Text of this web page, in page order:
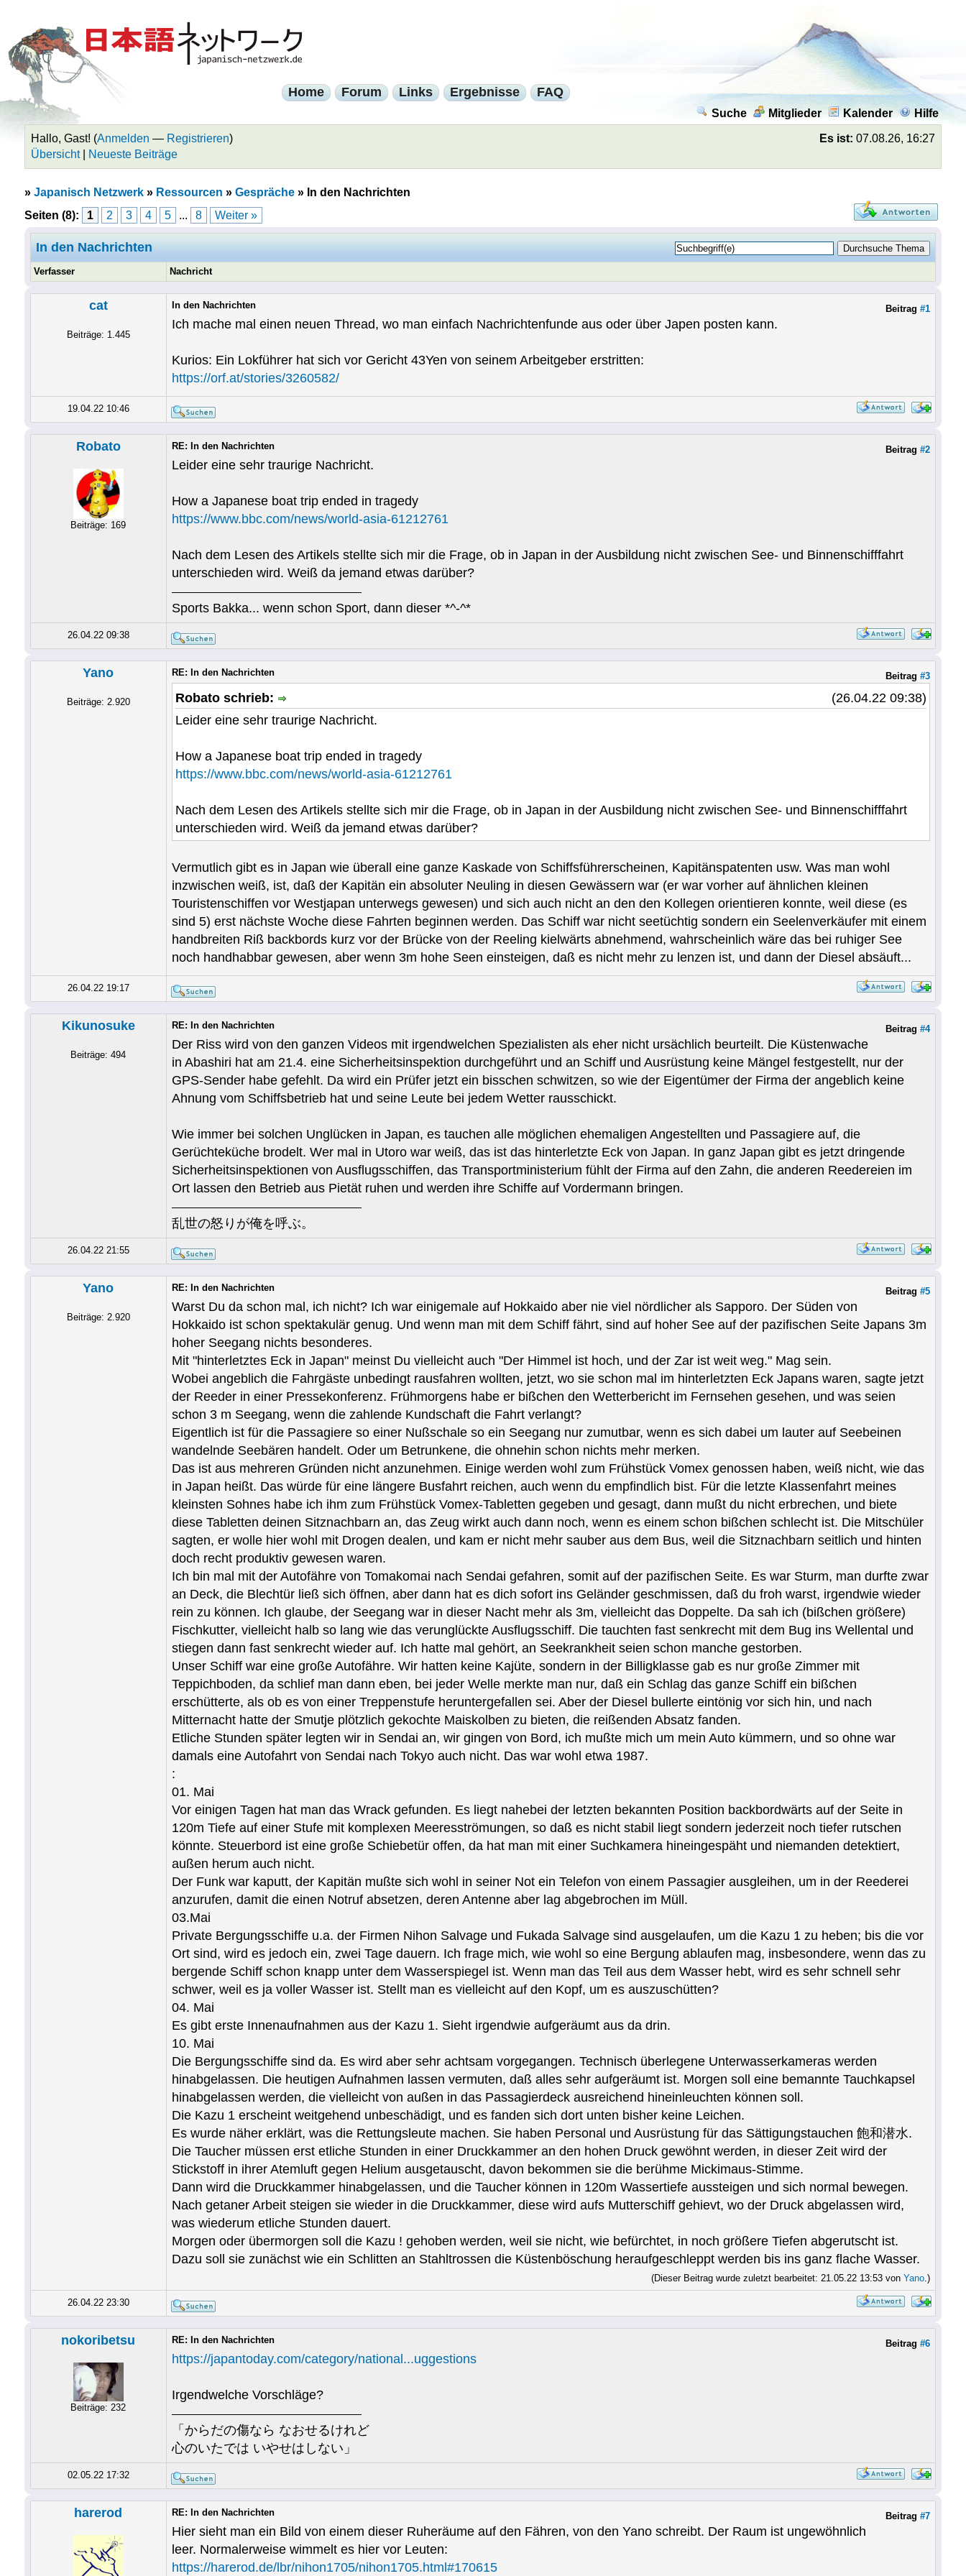
Home Forum Links Ergebnisse FAQ
Suche Mitglieder Kalender Hilfe
Es ist: 07.08.26, 16:27
Hallo, Gast! (Anmelden — Registrieren)
Übersicht| Neueste Beiträge
» Japanisch Netzwerk» Ressourcen » Gespräche» In den Nachrichten
Seiten (8):
1 2 3 4 5 ... 8 Weiter »
In den Nachrichten
Verfasser Nachricht
cat
Beiträge: 1.445
Beitrag #1
In den Nachrichten
Ich mache mal einen neuen Thread, wo man einfach Nachrichtenfunde aus oder über Japen posten kann.
Kurios: Ein Lokführer hat sich vor Gericht 43Yen von seinem Arbeitgeber erstritten:
https://orf.at/stories/3260582/
19.04.22 10:46
Robato
Beiträge: 169
Beitrag #2
RE: In den Nachrichten
Leider eine sehr traurige Nachricht.
How a Japanese boat trip ended in tragedy
https://www.bbc.com/news/world-asia-61212761
Nach dem Lesen des Artikels stellte sich mir die Frage, ob in Japan in der Ausbildung nicht zwischen See- und Binnenschifffahrt
unterschieden wird. Weiß da jemand etwas darüber?
Sports Bakka... wenn schon Sport, dann dieser *^-^*
26.04.22 09:38
Yano
Beiträge: 2.920
Beitrag #3
RE: In den Nachrichten
(26.04.22 09:38)
Robato schrieb:
Leider eine sehr traurige Nachricht.
How a Japanese boat trip ended in tragedy
https://www.bbc.com/news/world-asia-61212761
Nach dem Lesen des Artikels stellte sich mir die Frage, ob in Japan in der Ausbildung nicht zwischen See- und Binnenschifffahrt
unterschieden wird. Weiß da jemand etwas darüber?
Vermutlich gibt es in Japan wie überall eine ganze Kaskade von Schiffsführerscheinen, Kapitänspatenten usw. Was man wohl
inzwischen weiß, ist, daß der Kapitän ein absoluter Neuling in diesen Gewässern war (er war vorher auf ähnlichen kleinen
Touristenschiffen vor Westjapan unterwegs gewesen) und sich auch nicht an den den Kollegen orientieren konnte, weil diese (es
sind 5) erst nächste Woche diese Fahrten beginnen werden. Das Schiff war nicht seetüchtig sondern ein Seelenverkäufer mit einem
handbreiten Riß backbords kurz vor der Brücke von der Reeling kielwärts abnehmend, wahrscheinlich wäre das bei ruhiger See
noch handhabbar gewesen, aber wenn 3m hohe Seen einsteigen, daß es nicht mehr zu lenzen ist, und dann der Diesel absäuft...
26.04.22 19:17
Kikunosuke
Beiträge: 494
Beitrag #4
RE: In den Nachrichten
Der Riss wird von den ganzen Videos mit irgendwelchen Spezialisten als eher nicht ursächlich beurteilt. Die Küstenwache
in Abashiri hat am 21.4. eine Sicherheitsinspektion durchgeführt und an Schiff und Ausrüstung keine Mängel festgestellt, nur der
GPS-Sender habe gefehlt. Da wird ein Prüfer jetzt ein bisschen schwitzen, so wie der Eigentümer der Firma der angeblich keine
Ahnung vom Schiffsbetrieb hat und seine Leute bei jedem Wetter rausschickt.
Wie immer bei solchen Unglücken in Japan, es tauchen alle möglichen ehemaligen Angestellten und Passagiere auf, die
Gerüchteküche brodelt. Wer mal in Utoro war weiß, das ist das hinterletzte Eck von Japan. In ganz Japan gibt es jetzt dringende
Sicherheitsinspektionen von Ausflugsschiffen, das Transportministerium fühlt der Firma auf den Zahn, die anderen Reedereien im
Ort lassen den Betrieb aus Pietät ruhen und werden ihre Schiffe auf Vordermann bringen.
乱世の怒りが俺を呼ぶ。
26.04.22 21:55
Yano
Beiträge: 2.920
Beitrag #5
RE: In den Nachrichten
Warst Du da schon mal, ich nicht? Ich war einigemale auf Hokkaido aber nie viel nördlicher als Sapporo. Der Süden von
Hokkaido ist schon spektakulär genug. Und wenn man mit dem Schiff fährt, sind auf hoher See auf der pazifischen Seite Japans 3m
hoher Seegang nichts besonderes.
Mit "hinterletztes Eck in Japan" meinst Du vielleicht auch "Der Himmel ist hoch, und der Zar ist weit weg." Mag sein.
Wobei angeblich die Fahrgäste unbedingt rausfahren wollten, jetzt, wo sie schon mal im hinterletzten Eck Japans waren, sagte jetzt
der Reeder in einer Pressekonferenz. Frühmorgens habe er bißchen den Wetterbericht im Fernsehen gesehen, und was seien
schon 3 m Seegang, wenn die zahlende Kundschaft die Fahrt verlangt?
Eigentlich ist für die Passagiere so einer Nußschale so ein Seegang nur zumutbar, wenn es sich dabei um lauter auf Seebeinen
wandelnde Seebären handelt. Oder um Betrunkene, die ohnehin schon nichts mehr merken.
Das ist aus mehreren Gründen nicht anzunehmen. Einige werden wohl zum Frühstück Vomex genossen haben, weiß nicht, wie das
in Japan heißt. Das würde für eine längere Busfahrt reichen, auch wenn du empfindlich bist. Für die letzte Klassenfahrt meines
kleinsten Sohnes habe ich ihm zum Frühstück Vomex-Tabletten gegeben und gesagt, dann mußt du nicht erbrechen, und biete
diese Tabletten deinen Sitznachbarn an, das Zeug wirkt auch dann noch, wenn es einem schon bißchen schlecht ist. Die Mitschüler
sagten, er wolle hier wohl mit Drogen dealen, und kam er nicht mehr sauber aus dem Bus, weil die Sitznachbarn seitlich und hinten
doch recht produktiv gewesen waren.
Ich bin mal mit der Autofähre von Tomakomai nach Sendai gefahren, somit auf der pazifischen Seite. Es war Sturm, man durfte zwar
an Deck, die Blechtür ließ sich öffnen, aber dann hat es dich sofort ins Geländer geschmissen, daß du froh warst, irgendwie wieder
rein zu können. Ich glaube, der Seegang war in dieser Nacht mehr als 3m, vielleicht das Doppelte. Da sah ich (bißchen größere)
Fischkutter, vielleicht halb so lang wie das verunglückte Ausflugsschiff. Die tauchten fast senkrecht mit dem Bug ins Wellental und
stiegen dann fast senkrecht wieder auf. Ich hatte mal gehört, an Seekrankheit seien schon manche gestorben.
Unser Schiff war eine große Autofähre. Wir hatten keine Kajüte, sondern in der Billigklasse gab es nur große Zimmer mit
Teppichboden, da schlief man dann eben, bei jeder Welle merkte man nur, daß ein Schlag das ganze Schiff ein bißchen
erschütterte, als ob es von einer Treppenstufe heruntergefallen sei. Aber der Diesel bullerte eintönig vor sich hin, und nach
Mitternacht hatte der Smutje plötzlich gekochte Maiskolben zu bieten, die reißenden Absatz fanden.
Etliche Stunden später legten wir in Sendai an, wir gingen von Bord, ich mußte mich um mein Auto kümmern, und so ohne war
damals eine Autofahrt von Sendai nach Tokyo auch nicht. Das war wohl etwa 1987.
:
01. Mai
Vor einigen Tagen hat man das Wrack gefunden. Es liegt nahebei der letzten bekannten Position backbordwärts auf der Seite in
120m Tiefe auf einer Stufe mit komplexen Meeresströmungen, so daß es nicht stabil liegt sondern jederzeit noch tiefer rutschen
könnte. Steuerbord ist eine große Schiebetür offen, da hat man mit einer Suchkamera hineingespäht und niemanden detektiert,
außen herum auch nicht.
Der Funk war kaputt, der Kapitän mußte sich wohl in seiner Not ein Telefon von einem Passagier ausgleihen, um in der Reederei
anzurufen, damit die einen Notruf absetzen, deren Antenne aber lag abgebrochen im Müll.
03.Mai
Private Bergungsschiffe u.a. der Firmen Nihon Salvage und Fukada Salvage sind ausgelaufen, um die Kazu 1 zu heben; bis die vor
Ort sind, wird es jedoch ein, zwei Tage dauern. Ich frage mich, wie wohl so eine Bergung ablaufen mag, insbesondere, wenn das zu
bergende Schiff schon knapp unter dem Wasserspiegel ist. Wenn man das Teil aus dem Wasser hebt, wird es sehr schnell sehr
schwer, weil es ja voller Wasser ist. Stellt man es vielleicht auf den Kopf, um es auszuschütten?
04. Mai
Es gibt erste Innenaufnahmen aus der Kazu 1. Sieht irgendwie aufgeräumt aus da drin.
10. Mai
Die Bergungsschiffe sind da. Es wird aber sehr achtsam vorgegangen. Technisch überlegene Unterwasserkameras werden
hinabgelassen. Die heutigen Aufnahmen lassen vermuten, daß alles sehr aufgeräumt ist. Morgen soll eine bemannte Tauchkapsel
hinabgelassen werden, die vielleicht von außen in das Passagierdeck ausreichend hineinleuchten können soll.
Die Kazu 1 erscheint weitgehend unbeschädigt, und es fanden sich dort unten bisher keine Leichen.
Es wurde näher erklärt, was die Rettungsleute machen. Sie haben Personal und Ausrüstung für das Sättigungstauchen 飽和潜水.
Die Taucher müssen erst etliche Stunden in einer Druckkammer an den hohen Druck gewöhnt werden, in dieser Zeit wird der
Stickstoff in ihrer Atemluft gegen Helium ausgetauscht, davon bekommen sie die berühme Mickimaus-Stimme.
Dann wird die Druckkammer hinabgelassen, und die Taucher können in 120m Wassertiefe aussteigen und sich normal bewegen.
Nach getaner Arbeit steigen sie wieder in die Druckkammer, diese wird aufs Mutterschiff gehievt, wo der Druck abgelassen wird,
was wiederum etliche Stunden dauert.
Morgen oder übermorgen soll die Kazu ! gehoben werden, weil sie nicht, wie befürchtet, in noch größere Tiefen abgerutscht ist.
Dazu soll sie zunächst wie ein Schlitten an Stahltrossen die Küstenböschung heraufgeschleppt werden bis ins ganz flache Wasser.
(Dieser Beitrag wurde zuletzt bearbeitet: 21.05.22 13:53 von Yano.)
26.04.22 23:30
nokoribetsu
Beiträge: 232
Beitrag #6
RE: In den Nachrichten
https://japantoday.com/category/national...uggestions
Irgendwelche Vorschläge?
「からだの傷なら なおせるけれど
心のいたでは いやせはしない」
02.05.22 17:32
harerod Beitrag #7
RE: In den Nachrichten
Hier sieht man ein Bild von einem dieser Ruheräume auf den Fähren, von den Yano schreibt. Der Raum ist ungewöhnlich
leer. Normalerweise wimmelt es hier vor Leuten:
https://harerod.de/lbr/nihon1705/nihon1705.html#170615